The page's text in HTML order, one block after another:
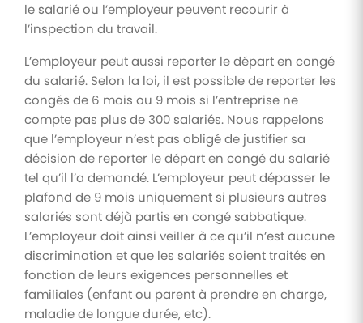
le salarié ou l’employeur peuvent recourir à
l’inspection du travail.
L’employeur peut aussi reporter le départ en congé
du salarié. Selon la loi, il est possible de reporter les
congés de 6 mois ou 9 mois si l’entreprise ne
compte pas plus de 300 salariés. Nous rappelons
que l’employeur n’est pas obligé de justifier sa
décision de reporter le départ en congé du salarié
tel qu’il l’a demandé. L’employeur peut dépasser le
plafond de 9 mois uniquement si plusieurs autres
salariés sont déjà partis en congé sabbatique.
L’employeur doit ainsi veiller à ce qu’il n’est aucune
discrimination et que les salariés soient traités en
fonction de leurs exigences personnelles et
familiales (enfant ou parent à prendre en charge,
maladie de longue durée, etc).